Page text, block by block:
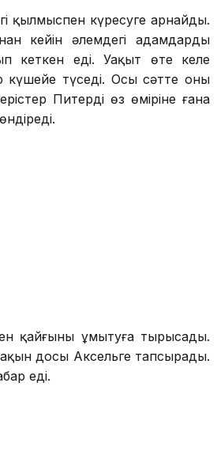
қылмыспен күресуге арнайды.
кейін әлемдегі адамдардың
кеткен еді. Уақыт өте келе
күшейе түседі. Осы сәтте оның
Питердің өз өміріне ғана
қайғыны ұмытуға тырысады.
досы Аксельге тапсырады.
еді.